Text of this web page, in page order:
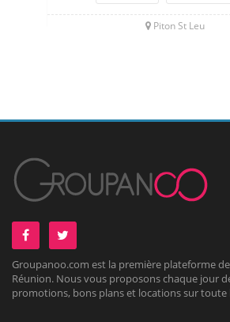
Piton St Leu
Groupanoo.com est la première plateforme
Réunion. Nous vous proposons chaque jour
promotions, bons plans et locations sur toute